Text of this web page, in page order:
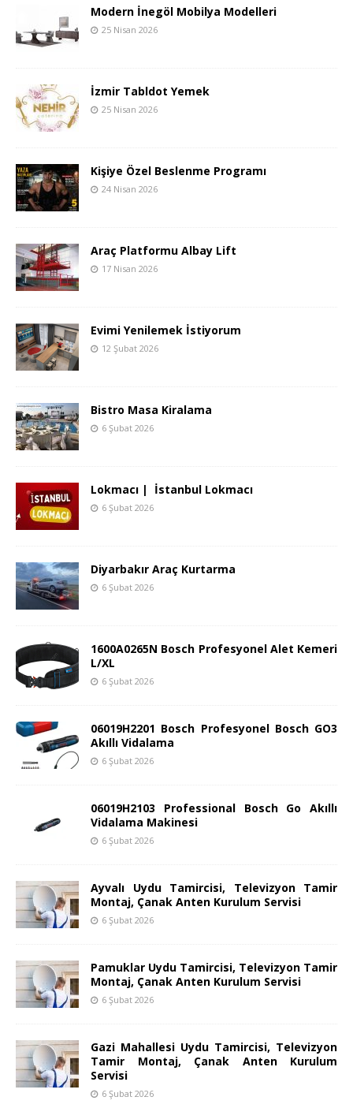
Modern İnegöl Mobilya Modelleri
25 Nisan 2026
İzmir Tabldot Yemek
25 Nisan 2026
Kişiye Özel Beslenme Programı
24 Nisan 2026
Araç Platformu Albay Lift
17 Nisan 2026
Evimi Yenilemek İstiyorum
12 Şubat 2026
Bistro Masa Kiralama
6 Şubat 2026
Lokmacı | İstanbul Lokmacı
6 Şubat 2026
Diyarbakır Araç Kurtarma
6 Şubat 2026
1600A0265N Bosch Profesyonel Alet Kemeri
L/XL
6 Şubat 2026
06019H2201 Bosch Profesyonel Bosch GO3
Akıllı Vidalama
6 Şubat 2026
06019H2103 Professional Bosch Go Akıllı
Vidalama Makinesi
6 Şubat 2026
Ayvalı Uydu Tamircisi, Televizyon Tamir
Montaj, Çanak Anten Kurulum Servisi
6 Şubat 2026
Pamuklar Uydu Tamircisi, Televizyon Tamir
Montaj, Çanak Anten Kurulum Servisi
6 Şubat 2026
Gazi Mahallesi Uydu Tamircisi, Televizyon
Tamir Montaj, Çanak Anten Kurulum
Servisi
6 Şubat 2026